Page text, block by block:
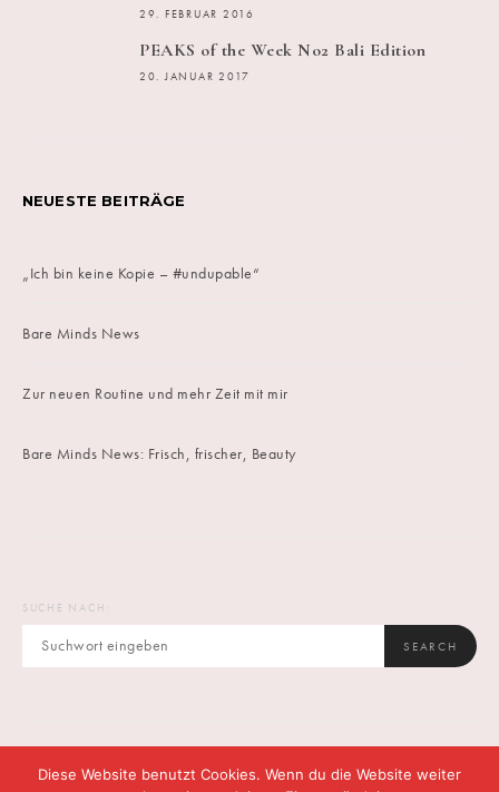
29. FEBRUAR 2016
PEAKS of the Week No2 Bali Edition
20. JANUAR 2017
NEUESTE BEITRÄGE
„Ich bin keine Kopie – #undupable“
Bare Minds News
Zur neuen Routine und mehr Zeit mit mir
Bare Minds News: Frisch, frischer, Beauty
SUCHE NACH:
SEARCH
Diese Website benutzt Cookies. Wenn du die Website weiter